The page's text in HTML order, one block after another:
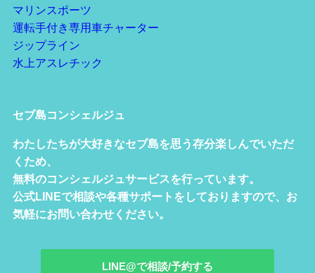
マリンスポーツ
運転手付き専用車チャーター
ジップライン
水上アスレチック
セブ島コンシェルジュ
わたしたちが大好きなセブ島を思う存分楽しんでいただ
くため、
無料のコンシェルジュサービスを行っています。
公式LINEで相談や各種サポートをしておりますので、お
気軽にお問い合わせください。
LINE@で相談/予約する